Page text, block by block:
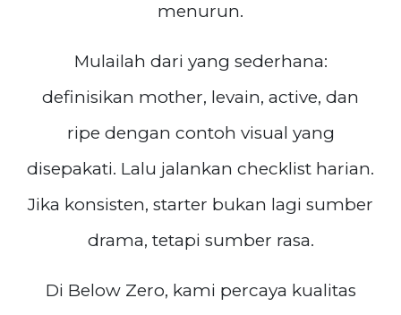
menurun.
Mulailah dari yang sederhana:
definisikan mother, levain, active, dan
ripe dengan contoh visual yang
disepakati. Lalu jalankan checklist harian.
Jika konsisten, starter bukan lagi sumber
drama, tetapi sumber rasa.
Di Below Zero, kami percaya kualitas